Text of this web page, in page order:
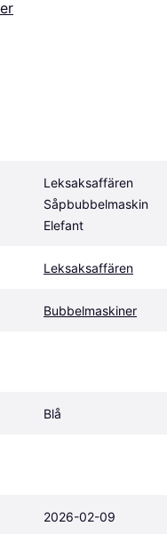
Leksaksaffären
Såpbubbelmaskin
Elefant
Leksaksaffären
Bubbelmaskiner
Blå
2026-02-09